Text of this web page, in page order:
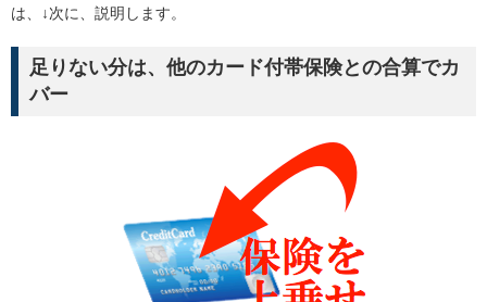
は、↓次に、説明します。
足りない分は、他のカード付帯保険との合算でカ
バー